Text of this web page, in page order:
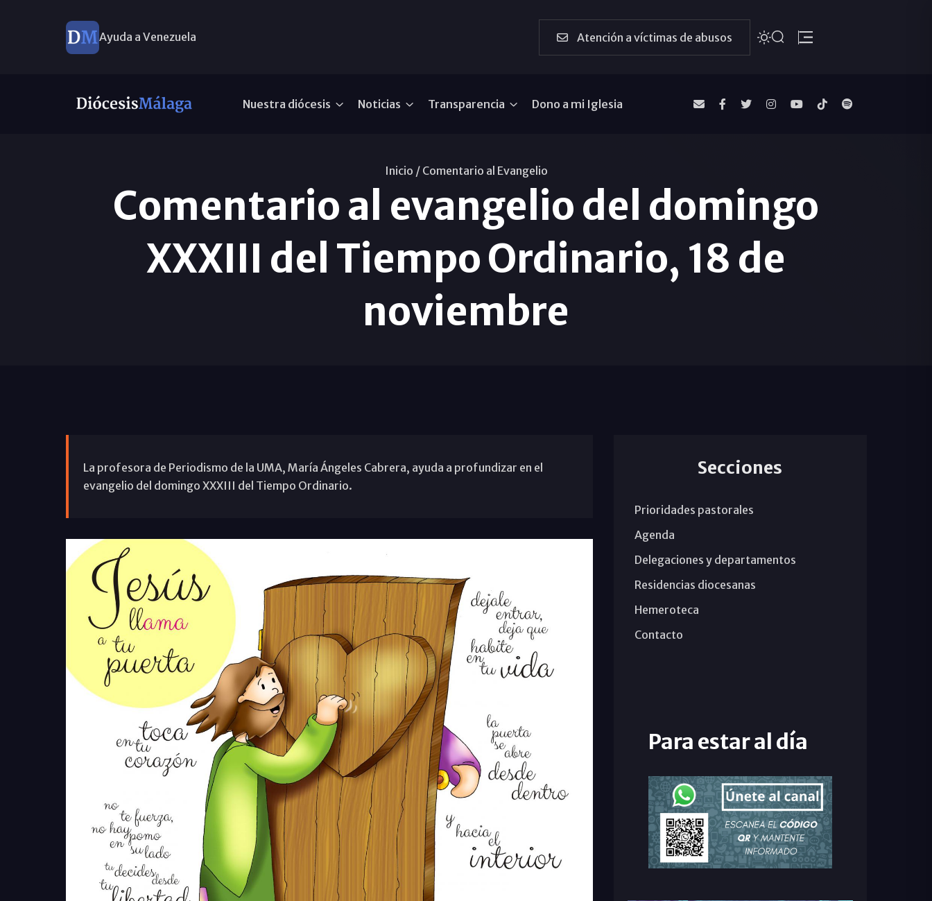
Ayuda a Venezuela Atención a víctimas de abusos
Nuestra diócesis Noticias Transparencia Dono a mi Iglesia
Inicio / Comentario al Evangelio
Comentario al evangelio del domingo
XXXIII del Tiempo Ordinario, 18 de
noviembre
La profesora de Periodismo de la UMA, María Ángeles Cabrera, ayuda a profundizar en el
evangelio del domingo XXXIII del Tiempo Ordinario.
Secciones
Prioridades pastorales
Agenda
Delegaciones y departamentos
Residencias diocesanas
Hemeroteca
Contacto
Para estar al día